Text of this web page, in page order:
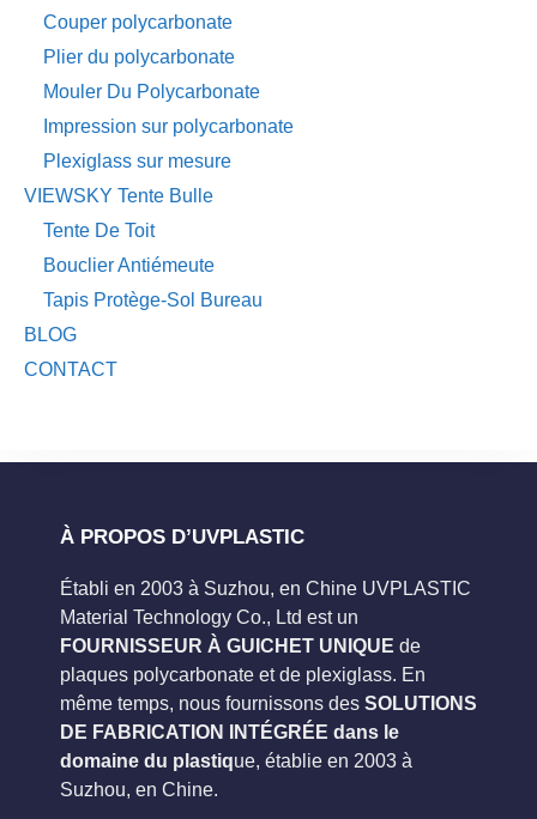
Couper polycarbonate
Plier du polycarbonate
Mouler Du Polycarbonate
Impression sur polycarbonate
Plexiglass sur mesure
VIEWSKY Tente Bulle
Tente De Toit
Bouclier Antiémeute
Tapis Protège-Sol Bureau
BLOG
CONTACT
À PROPOS D’UVPLASTIC
Établi en 2003 à Suzhou, en Chine UVPLASTIC
Material Technology Co., Ltd est un
FOURNISSEUR À GUICHET UNIQUE de
plaques polycarbonate et de plexiglass. En
même temps, nous fournissons des SOLUTIONS
DE FABRICATION INTÉGRÉE dans le
domaine du plastique, établie en 2003 à
Suzhou, en Chine.